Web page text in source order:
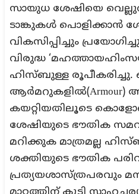
സായുധ ശേഷിയെ
ടാങ്കുകള്‍
വികസിപ്പിച്ചും
വിരുദ്ധ
ഹിസ്ബുള്ള രൂപീകരിച്ചു.
കയറ്റിയതിലൂടെ
ശേഷിയുടെ ഭൗതിക
മറിക്കുക മാത്രമല്ല
ശക്തിയുടെ ഭൗതിക
പ്രത്യയശാസ്ത്രപരവും